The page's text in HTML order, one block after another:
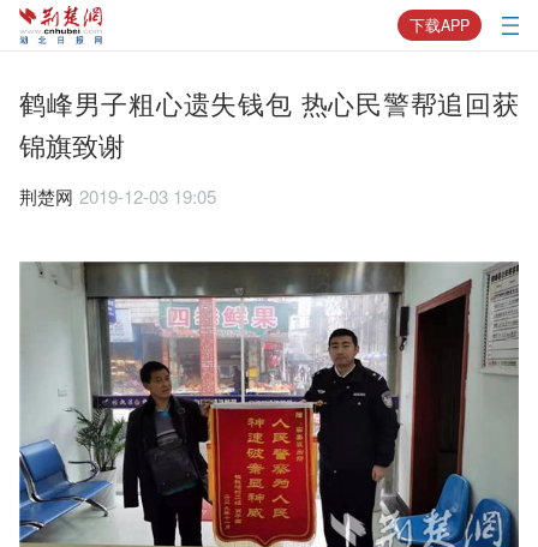
下载APP
鹤峰男子粗心遗失钱包 热心民警帮追回获
锦旗致谢
荆楚网 2019-12-03 19:05